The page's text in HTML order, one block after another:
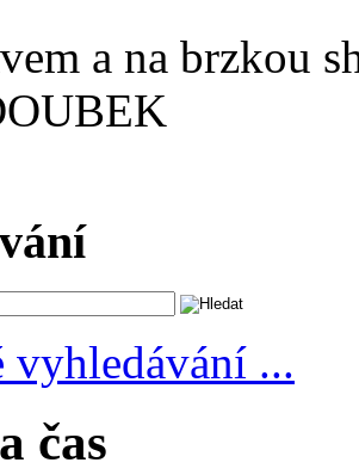
a na brzkou
vyhledávání ...
čas